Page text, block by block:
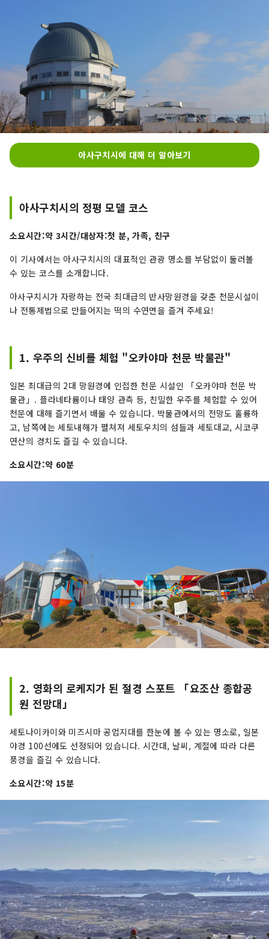
아사구치시에 대해 더 알아보기
아사구치시의 정평 모델 코스
소요시간:약 3시간/대상자:첫 분, 가족, 친구
이 기사에서는 아사구치시의 대표적인 관광 명소를 부담없이 둘러볼
수 있는 코스를 소개합니다.
아사구치시가 자랑하는 전국 최대급의 반사망원경을 갖춘 천문시설이
나 전통제법으로 만들어지는 떡의 수연면을 즐겨 주세요!
1. 우주의 신비를 체험 "오카야마 천문 박물관"
일본 최대급의 2대 망원경에 인접한 천문 시설인 「오카야마 천문 박
물관」. 플라네타륨이나 태양 관측 등, 친밀한 우주를 체험할 수 있어
천문에 대해 즐기면서 배울 수 있습니다. 박물관에서의 전망도 훌륭하
고, 남쪽에는 세토내해가 펼쳐져 세토우치의 섬들과 세토대교, 시코쿠
연산의 경치도 즐길 수 있습니다.
소요시간:약 60분
2. 영화의 로케지가 된 절경 스포트 「요조산 종합공
원 전망대」
세토나이카이와 미즈시마 공업지대를 한눈에 볼 수 있는 명소로, 일본
야경 100선에도 선정되어 있습니다. 시간대, 날씨, 계절에 따라 다른
풍경을 즐길 수 있습니다.
소요시간:약 15분